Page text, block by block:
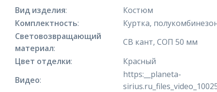
Вид изделия:
Костюм
Комплектность:
Куртка,
Световозвращающий
материал:
СВ кант, СОП 50 мм
Цвет отделки:
Красный
Видео:
https:__planeta-